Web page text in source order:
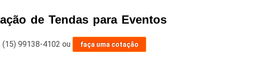
de Tendas para Eventos
(15) 99138-4102 ou faça uma cotação